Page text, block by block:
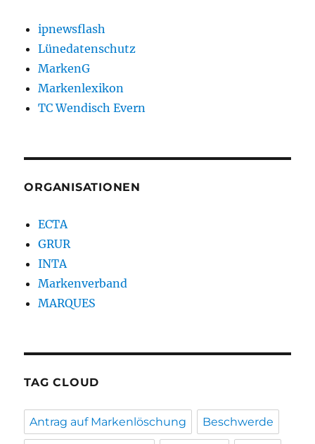
ipnewsflash
Lünedatenschutz
MarkenG
Markenlexikon
TC Wendisch Evern
ORGANISATIONEN
ECTA
GRUR
INTA
Markenverband
MARQUES
TAG CLOUD
Antrag auf Markenlöschung Beschwerde